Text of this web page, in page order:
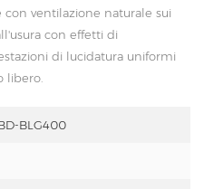
ventilazione naturale sui
con effetti di
di lucidatura uniformi
libero.
BLG400